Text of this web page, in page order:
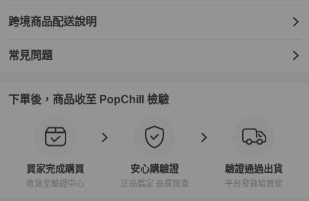
跨境商品配送說明
常見問題
下單後，商品收至 PopChill 檢驗
買家完成購買
收貨至驗證中心
安心購驗證
正品鑑定 品質檢查
驗證通過出貨
平台發貨給買家